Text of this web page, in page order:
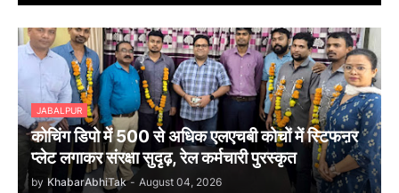
JABALPUR
कोचिंग डिपो में 500 से अधिक एलएचबी कोचों में स्टिफऩर
प्लेट लगाकर संरक्षा सुदृढ़, रेल कर्मचारी पुरस्कृत
by KhabarAbhiTak - August 04, 2026